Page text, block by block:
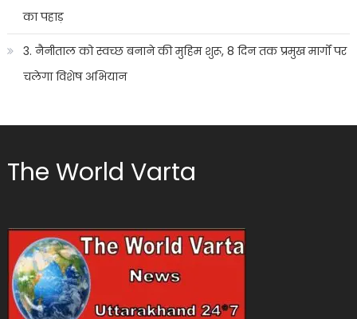
का पहाड़
3. नैनीताल को स्वच्छ बनाने की मुहिम शुरू, 8 दिन तक प्रमुख मार्गों पर
चलेगा विशेष अभियान
The World Varta